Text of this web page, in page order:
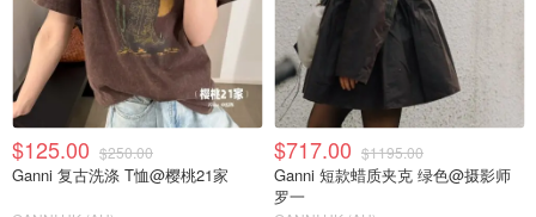
$125.00 $250.00
Ganni 复古洗涤 T恤@樱桃21家
$717.00 $1195.00
Ganni 短款蜡质夹克 绿色@摄影师
罗一